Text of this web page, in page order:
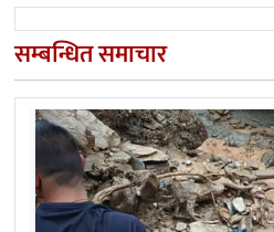
सम्बन्धित समाचार